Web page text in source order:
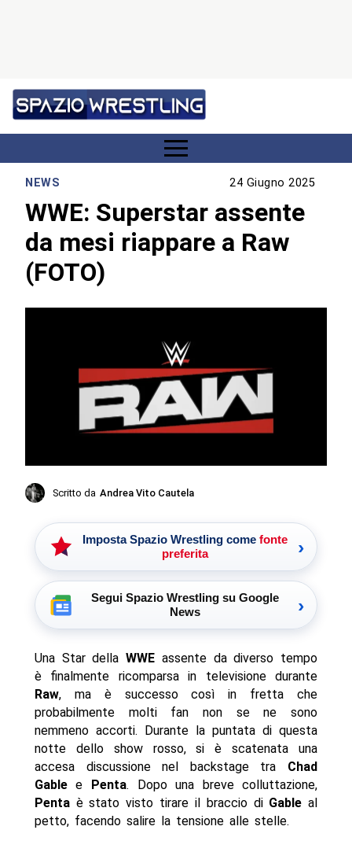
NEWS 24 Giugno 2025
WWE: Superstar assente
da mesi riappare a Raw
(FOTO)
Scritto da Andrea Vito Cautela
Imposta Spazio Wrestling come fonte
preferita
›
Segui Spazio Wrestling su Google
News
›
Una Star dellaWWE assente da diverso tempo
è finalmente ricomparsa in televisione durante
Raw, ma è successo così in fretta che
probabilmente molti fan non se ne sono
nemmeno accorti. Durante la puntata di questa
notte dello show rosso, si è scatenata una
accesa discussione nel backstage tra Chad
Gablee Penta. Dopo una breve colluttazione,
Pentaè stato visto tirare il braccio di Gable al
petto, facendo salire la tensione alle stelle.